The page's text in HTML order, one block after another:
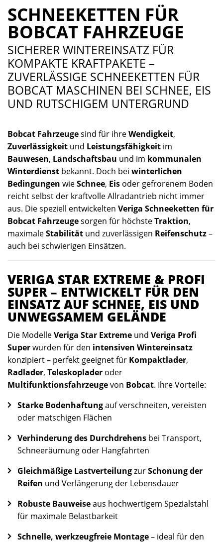
SCHNEEKETTEN FÜR
BOBCAT FAHRZEUGE
SICHERER WINTEREINSATZ FÜR
KOMPAKTE KRAFTPAKETE –
ZUVERLÄSSIGE SCHNEEKETTEN FÜR
BOBCAT MASCHINEN BEI SCHNEE, EIS
UND RUTSCHIGEM UNTERGRUND
Bobcat Fahrzeugesind für ihreWendigkeit,
Zuverlässigkeit und Leistungsfähigkeit im
Bauwesen, Landschaftsbau und im kommunalen
Winterdienst bekannt. Doch bei winterlichen
Bedingungen wieSchnee, Eis oder gefrorenem Boden
reicht selbst der kraftvolle Allradantrieb nicht immer
aus. Die speziell entwickelten Veriga Schneeketten für
Bobcat Fahrzeugesorgen für höchsteTraktion,
maximaleStabilität und zuverlässigen Reifenschutz–
auch bei schwierigen Einsätzen.
VERIGA STAR EXTREME & PROFI
SUPER – ENTWICKELT FÜR DEN
EINSATZ AUF SCHNEE, EIS UND
UNWEGSAMEM GELÄNDE
Die ModelleVeriga Star Extreme und Veriga Profi
Superwurden für den intensiven Wintereinsatz
konzipiert – perfekt geeignet für Kompaktlader,
Radlader, Teleskoplader oder
Multifunktionsfahrzeugevon Bobcat. Ihre Vorteile:
Starke Bodenhaftungauf verschneiten, vereisten
oder matschigen Flächen
Verhinderung des Durchdrehens bei Transport,
Schneeräumung oder Hangfahrten
Gleichmäßige LastverteilungzurSchonung der
Reifen und Verlängerung der Lebensdauer
Robuste Bauweiseaus hochwertigem Spezialstahl
für maximale Belastbarkeit
Schnelle, werkzeugfreie Montage– ideal für den